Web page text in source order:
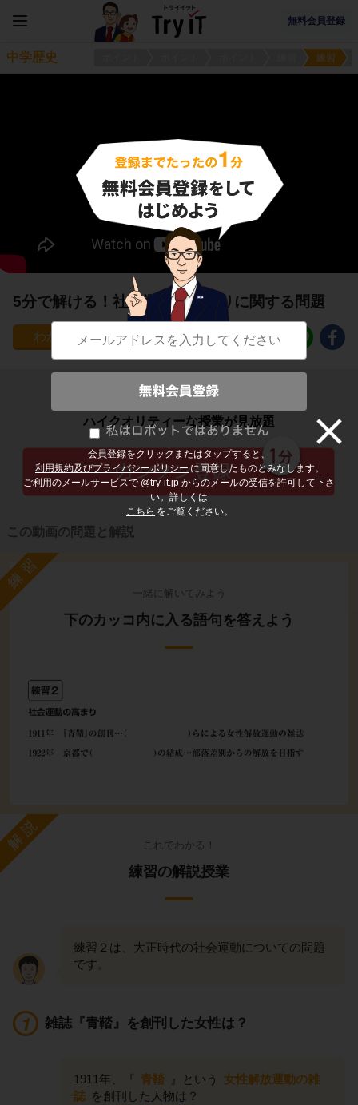
無料会員登録
会員登録をクリックまたはタップすると、
利用規約及びプライバシーポリシー に同意したものとみなします。
ご利用のメールサービスで @try-it.jp からのメールの受信を許可して下さ
い。詳しくは
こちら をご覧ください。
中学歴史 練習
5分で解ける！社会運動の高まりに関する問題
58
子どもの勉強から大人の学び直しまで
ハイクオリティーな授業が見放題
この動画の問題と解説
練習
一緒に解いてみよう
下のカッコ内に入る語句を答えよう
解説 これでわかる！
練習の解説授業
練習２は、大正時代の社会運動についての問題
です。
雑誌『青鞜』を創刊した女性は？
1911年、『 青鞜 』という
女性解放運動の雑
誌 を創刊した人物は？